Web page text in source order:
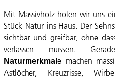
Mit Massivholz holen wir uns
Stück Natur ins Haus. Der
sichtbar und greifbar, ohne
verlassen müssen.
Naturmerkmale machen
Astlöcher, Kreuzrisse,